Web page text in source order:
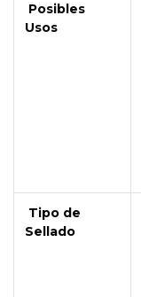
Posibles
Usos
Tipo de
Sellado